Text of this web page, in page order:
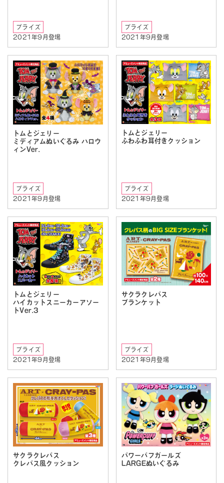
プライズ
2021年9月登場
プライズ
2021年9月登場
トムとジェリー
ミディアムぬいぐるみ ハロウ
ィンVer.
プライズ
2021年9月登場
トムとジェリー
ふわふわ耳付きクッション
プライズ
2021年9月登場
トムとジェリー
ハイカットスニーカーアソー
トVer.3
プライズ
2021年9月登場
サクラクレパス
ブランケット
プライズ
2021年9月登場
サクラクレパス
クレパス風クッション
パワーパフガールズ
LARGEぬいぐるみ